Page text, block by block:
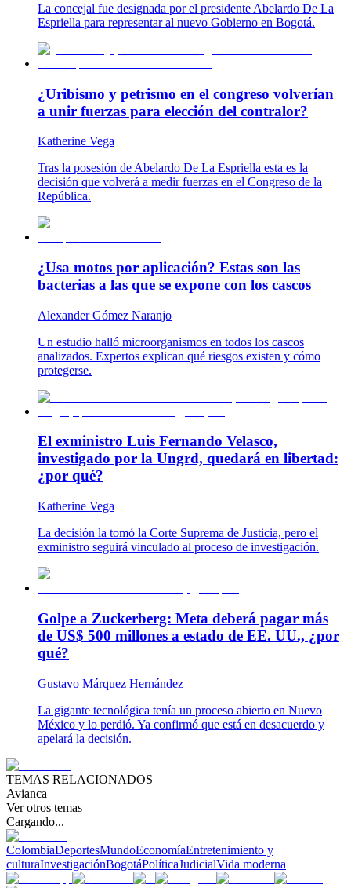
La concejal fue designada por el presidente Abelardo De La
Espriella para representar al nuevo Gobierno en Bogotá.
¿Uribismo y petrismo en el congreso volverían
a unir fuerzas para elección del contralor?
Katherine Vega
Tras la posesión de Abelardo De La Espriella esta es la
decisión que volverá a medir fuerzas en el Congreso de la
República.
¿Usa motos por aplicación? Estas son las
bacterias a las que se expone con los cascos
Alexander Gómez Naranjo
Un estudio halló microorganismos en todos los cascos
analizados. Expertos explican qué riesgos existen y cómo
protegerse.
El exministro Luis Fernando Velasco,
investigado por la Ungrd, quedará en libertad:
¿por qué?
Katherine Vega
La decisión la tomó la Corte Suprema de Justicia, pero el
exministro seguirá vinculado al proceso de investigación.
Golpe a Zuckerberg: Meta deberá pagar más
de US$ 500 millones a estado de EE. UU., ¿por
qué?
Gustavo Márquez Hernández
La gigante tecnológica tenía un proceso abierto en Nuevo
México y lo perdió. Ya confirmó que está en desacuerdo y
apelará la decisión.
TEMAS RELACIONADOS
Avianca
Ver otros temas
Cargando...
ColombiaDeportesMundoEconomíaEntretenimiento y
culturaInvestigaciónBogotáPolíticaJudicialVida moderna